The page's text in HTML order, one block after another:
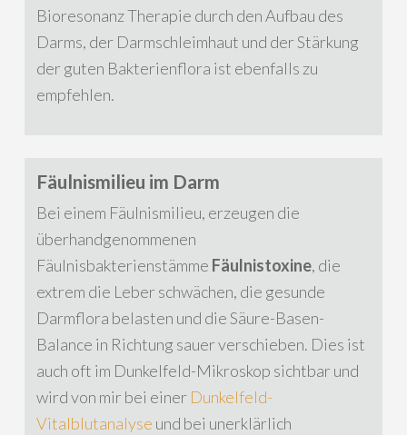
Bioresonanz Therapie durch den Aufbau des
Darms, der Darmschleimhaut und der Stärkung
der guten Bakterienflora ist ebenfalls zu
empfehlen.
Fäulnismilieu im Darm
Bei einem Fäulnismilieu, erzeugen die
überhandgenommenen
Fäulnisbakterienstämme Fäulnistoxine, die
extrem die Leber schwächen, die gesunde
Darmflora belasten und die Säure-Basen-
Balance in Richtung sauer verschieben. Dies ist
auch oft im Dunkelfeld-Mikroskop sichtbar und
wird von mir bei einer Dunkelfeld-
Vitalblutanalyse und bei unerklärlich